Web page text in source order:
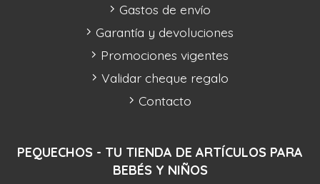
PEQUECHOS - TU TIENDA DE ARTÍCULOS PARA
BEBÉS Y NIÑOS
Gastos de envío
Garantía y devoluciones
Promociones vigentes
Validar cheque regalo
Contacto